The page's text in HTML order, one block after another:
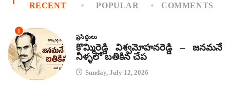
RECENT POPULAR COMMENTS
1
ప్రసిద్ధులు
కొమ్మిరెడ్డి విశ్వమోహనరెడ్డి – జనమనే
నీళ్ళలో బతికిన చేప
Sunday, July 12, 2026